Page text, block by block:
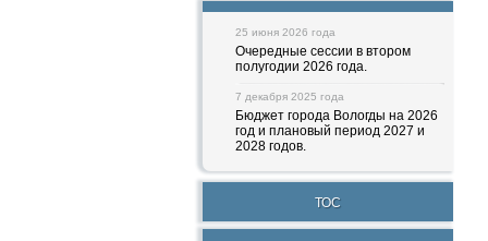
25 июня 2026 года
Очередные сессии в втором
полугодии 2026 года.
7 декабря 2025 года
Бюджет города Вологды на 2026
год и плановый период 2027 и
2028 годов.
ТОС